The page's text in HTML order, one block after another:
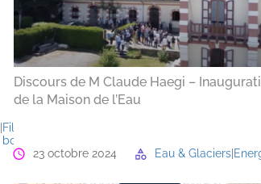
Filière
bois
Discours de M Claude Haegi –
de la Maison de l’Eau
23 octobre 2024 Eau & Glaciers|